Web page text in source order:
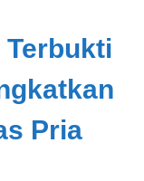
Terbukti
Pria